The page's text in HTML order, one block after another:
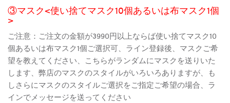
③マスク<使い捨てマスク10個あるいは布マスク1個
>
ご注意：ご注文の金額が3990円以上ならば使い捨てマスク10
個あるいは布マスク1個ご選択可、ライン登録後、マスクご希
望を教えてください、こちらがランダムにマスクを送りいた
します、弊店のマスクのスタイルがいろいろありますが、も
しさらにマスクのスタイルご選択をご指定ご希望の場合、ラ
インでメッセージを送ってください